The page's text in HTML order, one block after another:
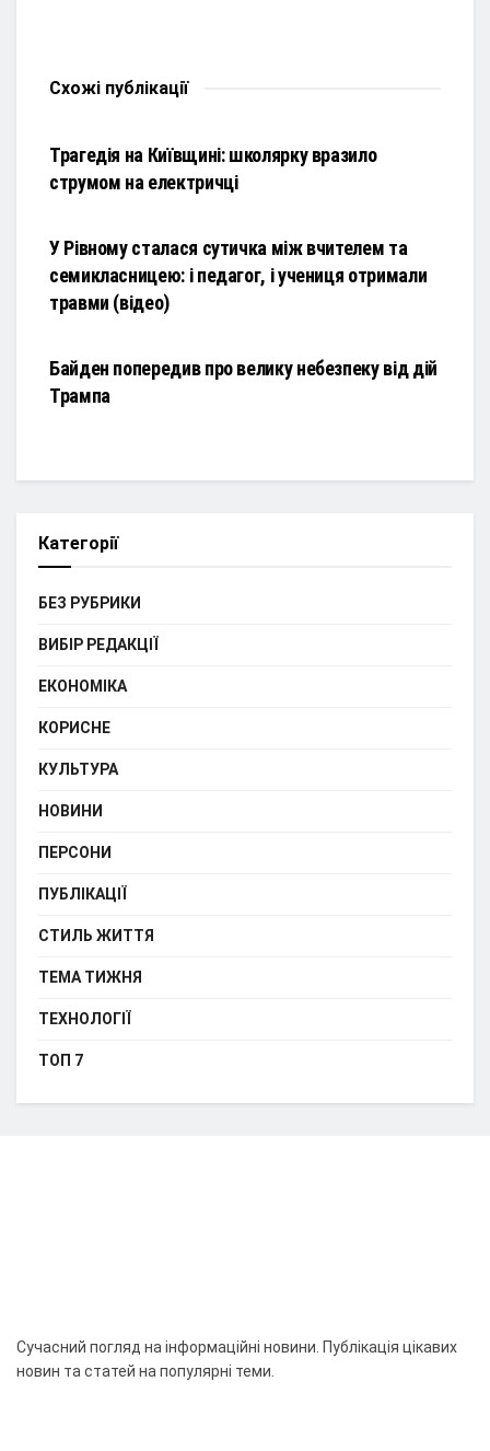
Схожі публікації
Трагедія на Київщині: школярку вразило
струмом на електричці
У Рівному сталася сутичка між вчителем та
семикласницею: і педагог, і учениця отримали
травми (відео)
Байден попередив про велику небезпеку від дій
Трампа
Категорії
БЕЗ РУБРИКИ
ВИБІР РЕДАКЦІЇ
ЕКОНОМІКА
КОРИСНЕ
КУЛЬТУРА
НОВИНИ
ПЕРСОНИ
ПУБЛІКАЦІЇ
СТИЛЬ ЖИТТЯ
ТЕМА ТИЖНЯ
ТЕХНОЛОГІЇ
ТОП 7
Сучасний погляд на інформаційні новини. Публікація цікавих
новин та статей на популярні теми.